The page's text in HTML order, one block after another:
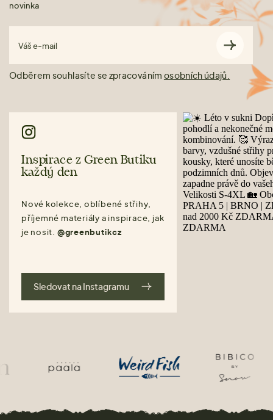
novinka
Váš e-mail
Odběrem souhlasíte se zpracováním osobních údajů.
Inspirace z Green Butiku
každý den
Nové kolekce, oblíbené střihy,
příjemné materiály a inspirace, jak
je nosit. @greenbutikcz
Sledovat na Instagramu